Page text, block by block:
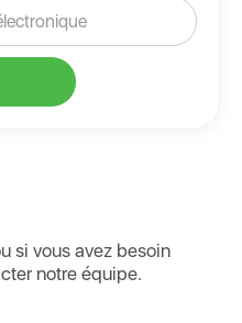
si vous avez besoin
notre équipe.